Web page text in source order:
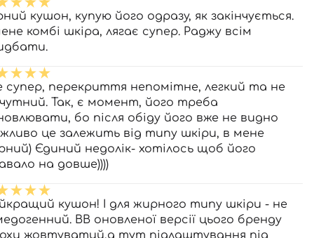
кушон, купую його одразу, як закінчується.
комбі шкіра, лягає супер. Раджу всім
супер, перекриття непомітне, легкий та не
Так, є момент, його треба
бо після обіду його вже не видно
це залежить від типу шкіри, в мене
Єдиний недолік- хотілось щоб його
на довше))))
кушон! І для жирного типу шкіри - не
ВВ оновленої версії цього бренду
жовтуватий,а тут підлаштування під